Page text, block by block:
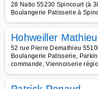
28 Natio 55230 Spincourt (à
Boulangerie Patisserie à
Hohweiller
52 rue Pierre Demathieu
Boulangerie Patisserie,
commande, Viennoiserie